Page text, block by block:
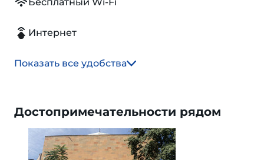
Интернет
Показать все удобства
Достопримечательности рядом